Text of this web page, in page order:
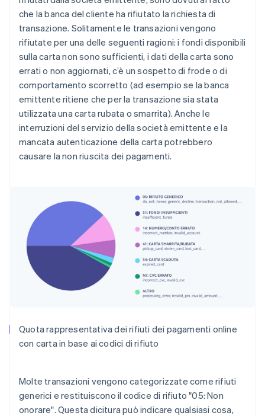
che la banca del cliente ha rifiutato la richiesta di
transazione. Solitamente le transazioni vengono
rifiutate per una delle seguenti ragioni: i fondi disponibili
sulla carta non sono sufficienti, i dati della carta sono
errati o non aggiornati, c’è un sospetto di frode o di
comportamento scorretto (ad esempio se la banca
emittente ritiene che per la transazione sia stata
utilizzata una carta rubata o smarrita). Anche le
interruzioni del servizio della società emittente e la
mancata autenticazione della carta potrebbero
causare la non riuscita dei pagamenti.
Quota rappresentativa dei rifiuti dei pagamenti online
con carta in base ai codici di rifiuto
Molte transazioni vengono categorizzate come rifiuti
generici e restituiscono il codice di rifiuto "05: Non
onorare". Questa dicitura può indicare qualsiasi cosa,